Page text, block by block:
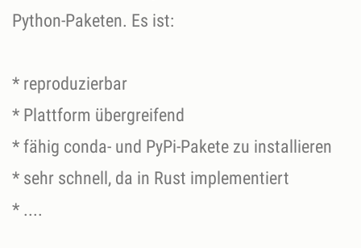
Python-Paketen. Es ist:
* reproduzierbar
* Plattform übergreifend
* fähig conda- und PyPi-Pakete zu installieren
* sehr schnell, da in Rust implementiert
* ....